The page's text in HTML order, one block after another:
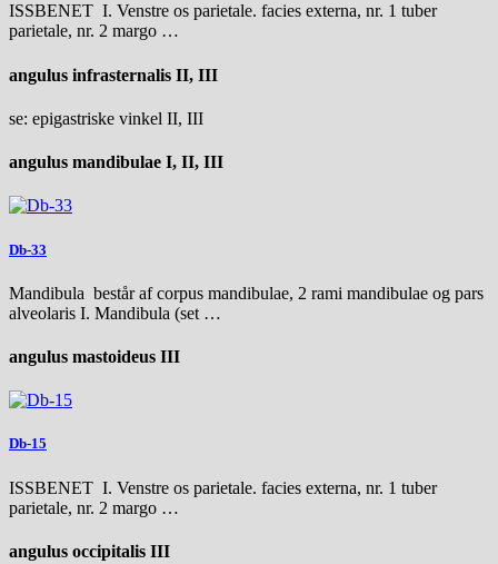
ISSBENET I. Venstre os parietale. facies externa, nr. 1 tuber
parietale, nr. 2 margo …
angulus infrasternalis II, III
se: epigastriske vinkel II, III
angulus mandibulae I, II, III
Db-33
Mandibula består af corpus mandibulae, 2 rami mandibulae og pars
alveolaris I. Mandibula (set …
angulus mastoideus III
Db-15
ISSBENET I. Venstre os parietale. facies externa, nr. 1 tuber
parietale, nr. 2 margo …
angulus occipitalis III